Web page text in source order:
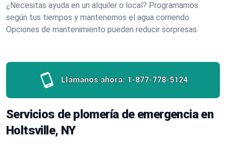
¿Necesitas ayuda en un alquiler o local? Programamos
según tus tiempos y mantenemos el agua corriendo.
Opciones de mantenimiento pueden reducir sorpresas.
Llámanos ahora: 1-877-778-5124
Servicios de plomería de emergencia en
Holtsville, NY